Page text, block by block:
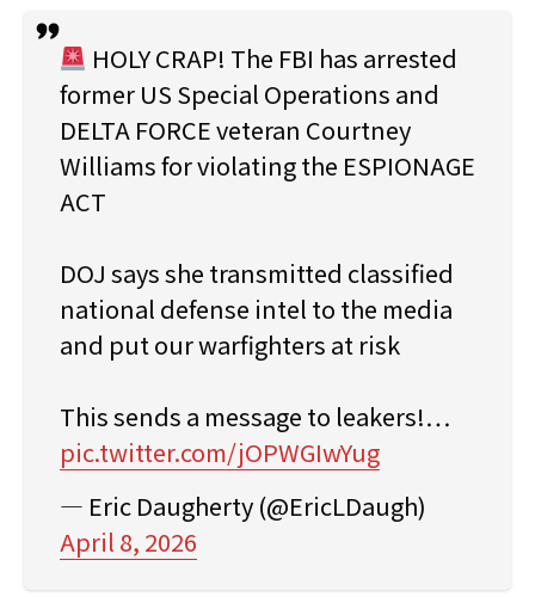
HOLY CRAP! The FBI has arrested
former US Special Operations and
DELTA FORCE veteran Courtney
Williams for violating the ESPIONAGE
ACT
DOJ says she transmitted classified
national defense intel to the media
and put our warfighters at risk
This sends a message to leakers!…
pic.twitter.com/jOPWGIwYug
— Eric Daugherty (@EricLDaugh)
April 8, 2026